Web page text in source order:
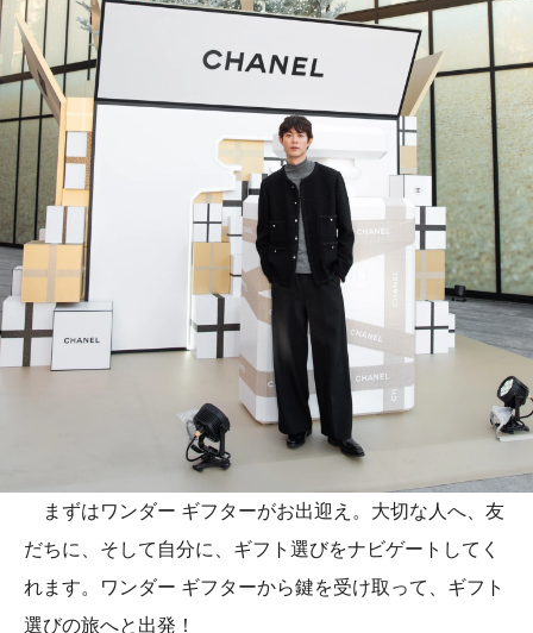
まずはワンダー ギフターがお出迎え。大切な人へ、友
だちに、そして自分に、ギフト選びをナビゲートしてく
れます。ワンダー ギフターから鍵を受け取って、ギフト
選びの旅へと出発！